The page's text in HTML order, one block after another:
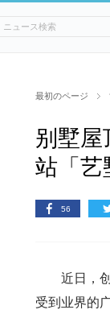
最初のページ
别墅屋
站「艺
56
近日，
受到业界的